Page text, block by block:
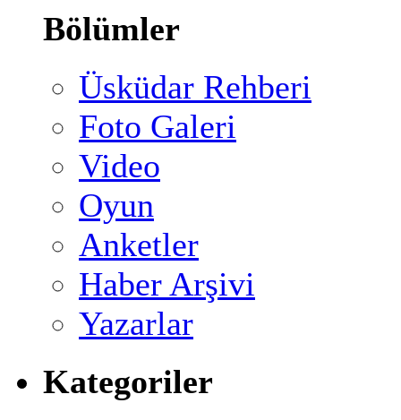
Bölümler
Üsküdar Rehberi
Foto Galeri
Video
Oyun
Anketler
Haber Arşivi
Yazarlar
Kategoriler